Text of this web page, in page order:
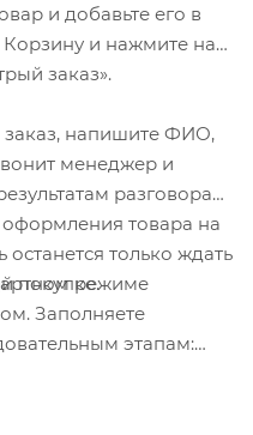
и добавьте его в
Корзину и нажмите на
заказ».
напишите ФИО,
менеджер и
разговора
товара на
только ждать
покупке.режиме
Заполняете
этапам: